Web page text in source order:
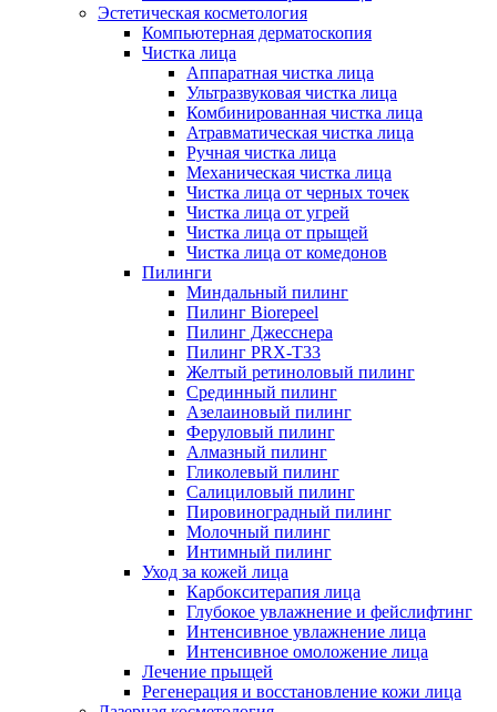
Эстетическая косметология
Компьютерная дерматоскопия
Чистка лица
Аппаратная чистка лица
Ультразвуковая чистка лица
Комбинированная чистка лица
Атравматическая чистка лица
Ручная чистка лица
Механическая чистка лица
Чистка лица от черных точек
Чистка лица от угрей
Чистка лица от прыщей
Чистка лица от комедонов
Пилинги
Миндальный пилинг
Пилинг Biorepeel
Пилинг Джесснера
Пилинг PRX-T33
Желтый ретиноловый пилинг
Срединный пилинг
Азелаиновый пилинг
Феруловый пилинг
Алмазный пилинг
Гликолевый пилинг
Салициловый пилинг
Пировиноградный пилинг
Молочный пилинг
Интимный пилинг
Уход за кожей лица
Карбокситерапия лица
Глубокое увлажнение и фейслифтинг
Интенсивное увлажнение лица
Интенсивное омоложение лица
Лечение прыщей
Регенерация и восстановление кожи лица